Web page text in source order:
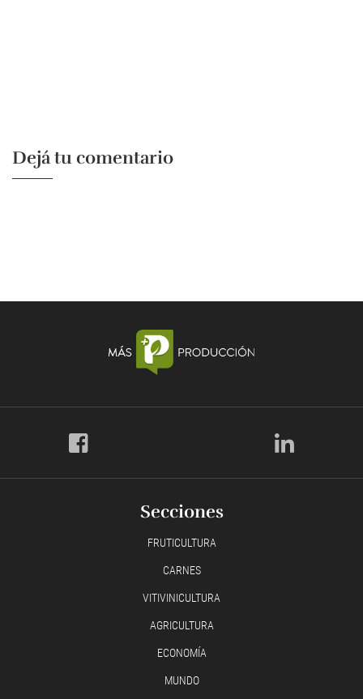
Dejá tu comentario
Secciones
FRUTICULTURA
CARNES
VITIVINICULTURA
AGRICULTURA
ECONOMÍA
MUNDO